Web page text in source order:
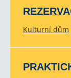
Kulturní dům